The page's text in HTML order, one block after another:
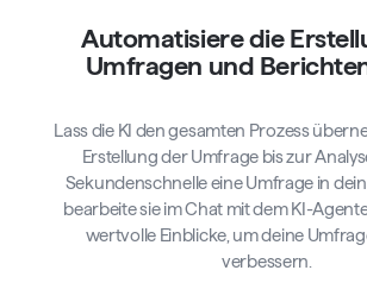
Automatisiere die
Umfragen und
Lass die KI den gesamten Prozess
Erstellung der Umfrage bis zur
Sekundenschnelle eine Umfrage in
bearbeite sie im Chat mit dem KI-
wertvolle Einblicke, um deine
verbessern.